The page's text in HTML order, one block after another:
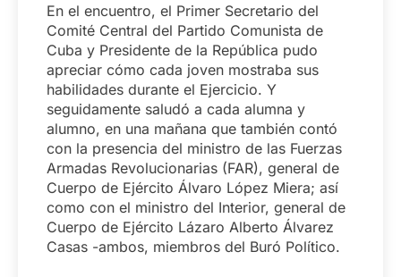
En el encuentro, el Primer Secretario del
Comité Central del Partido Comunista de
Cuba y Presidente de la República pudo
apreciar cómo cada joven mostraba sus
habilidades durante el Ejercicio. Y
seguidamente saludó a cada alumna y
alumno, en una mañana que también contó
con la presencia del ministro de las Fuerzas
Armadas Revolucionarias (FAR), general de
Cuerpo de Ejército Álvaro López Miera; así
como con el ministro del Interior, general de
Cuerpo de Ejército Lázaro Alberto Álvarez
Casas -ambos, miembros del Buró Político.